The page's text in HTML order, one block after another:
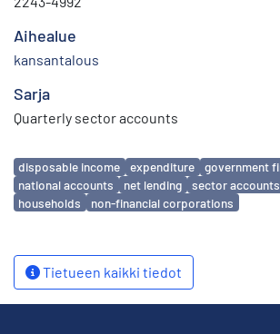
Aihealue
kansantalous
Sarja
Quarterly sector accounts
Avainsanat
disposable income expenditure government
national accounts
net lending sector accounts
households
non-financial corporations
Tietueen kaikki tiedot